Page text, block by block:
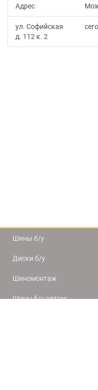
Адрес
ул. Софийская
д. 112 к. 2
Шины б/у
Диски б/у
Шиномонтаж
Шины б/у оптом